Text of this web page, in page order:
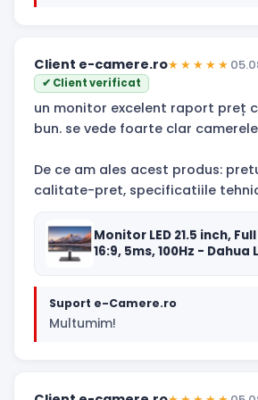
Client e-camere.ro★★★★★
✔ Client verificat
un monitor excelent raport preț
bun. se vede foarte clar
De ce am ales acest produs:
calitate-pret, specificatiile
Monitor LED 21.5 inch, Full
16:9, 5ms, 100Hz - Dahua
Suport e-Camere.ro
Multumim!